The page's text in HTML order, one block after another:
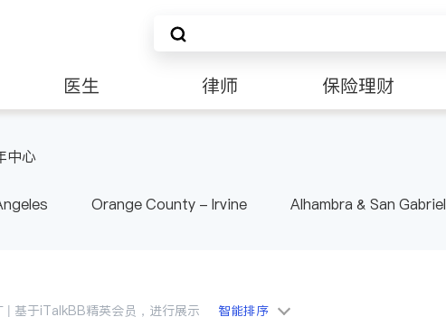
医生 律师 保险理财
中心
Orange County - Irvine Alhambra & San Gabriel
| 基于iTalkBB精英会员，进行展示 智能排序